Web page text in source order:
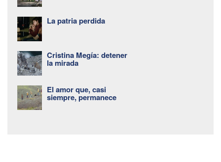
La patria perdida
Cristina Megía: detener
la mirada
El amor que, casi
siempre, permanece